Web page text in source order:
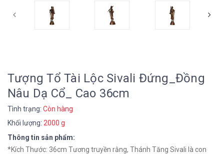
Tượng Tổ Tài Lộc Sivali Đứng_Đồng
Nâu Dạ Cổ_ Cao 36cm
Tình trạng: Còn hàng
Khối lượng: 2000 g
Thông tin sản phẩm:
*Kích Thước: 36cm Tương truyền rằng, Thánh Tăng Sivali là con